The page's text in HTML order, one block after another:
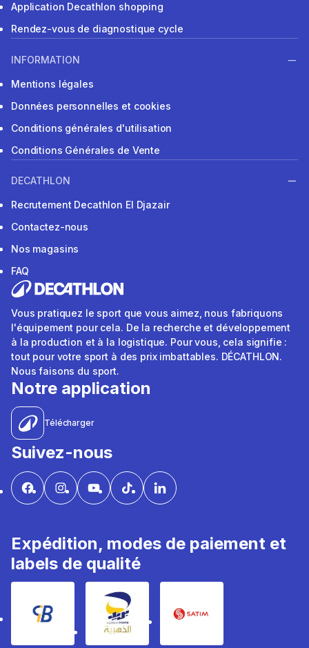
Application Decathlon shopping
Rendez-vous de diagnostique cycle
INFORMATION
Mentions légales
Données personnelles et cookies
Conditions générales d'utilisation
Conditions Générales de Vente
DECATHLON
Recrutement Decathlon El Djazair
Contactez-nous
Nos magasins
FAQ
Vous pratiquez le sport que vous aimez, nous fabriquons
l'équipement pour cela. De la recherche et développement
à la production et à la logistique. Pour vous, cela signifie :
tout pour votre sport à des prix imbattables. DÉCATHLON.
Nous faisons du sport.
Notre application
Télécharger
Suivez-nous
Expédition, modes de paiement et
labels de qualité